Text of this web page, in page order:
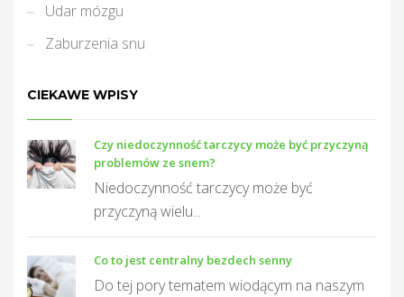
Udar mózgu
Zaburzenia snu
CIEKAWE WPISY
Czy niedoczynność tarczycy może być przyczyną
problemów ze snem?
Niedoczynność tarczycy może być
przyczyną wielu...
Co to jest centralny bezdech senny
Do tej pory tematem wiodącym na naszym